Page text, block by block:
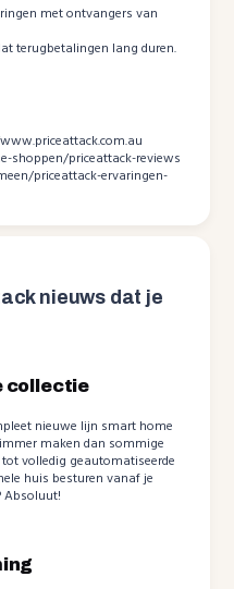
met ontvangers van
terugbetalingen lang duren.
shoppen/priceattack-reviews
priceattack-ervaringen-
nieuws dat je
collectie
nieuwe lijn smart home
maken dan sommige
volledig geautomatiseerde
huis besturen vanaf je
Absoluut!